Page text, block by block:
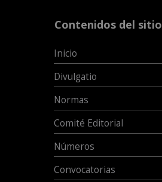
Contenidos del sitio
Inicio
Divulgatio
Normas
Comité Editorial
Números
Convocatorias